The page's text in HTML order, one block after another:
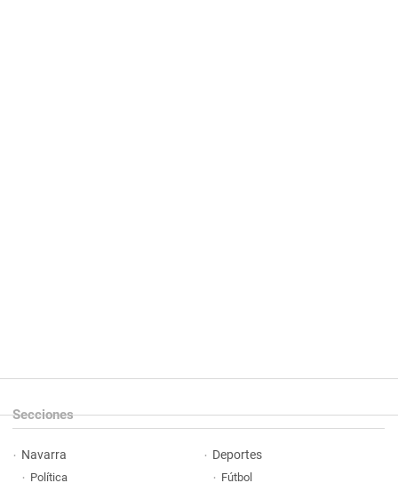
Secciones
Navarra
Política
Deportes
Fútbol